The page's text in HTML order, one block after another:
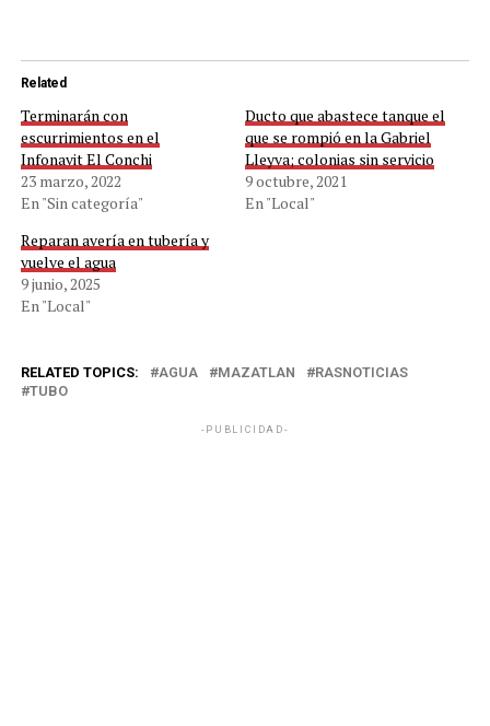
Related
Terminarán con
escurrimientos en el
Infonavit El Conchi
23 marzo, 2022
En "Sin categoría"
Ducto que abastece tanque el
que se rompió en la Gabriel
Lleyva; colonias sin servicio
9 octubre, 2021
En "Local"
Reparan avería en tubería y
vuelve el agua
9 junio, 2025
En "Local"
RELATED TOPICS: AGUA MAZATLAN
RASNOTICIAS
TUBO
-PUBLICIDAD-